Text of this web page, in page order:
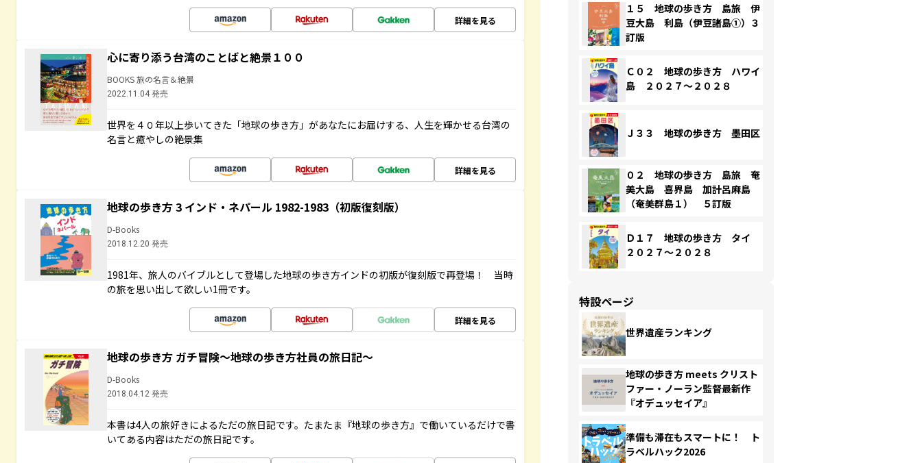
詳細を見る
心に寄り添う台湾のことばと絶景１００
BOOKS 旅の名言＆絶景
2022.11.04 発売
世界を４０年以上歩いてきた「地球の歩き方」があなたにお届けする、人生を輝かせる台湾の
名言と癒やしの絶景集
詳細を見る
地球の歩き方 3 インド・ネパール 1982-1983（初版復刻版）
D-Books
2018.12.20 発売
1981年、旅人のバイブルとして登場した地球の歩き方インドの初版が復刻版で再登場！ 当時
の旅を思い出して欲しい1冊です。
詳細を見る
地球の歩き方 ガチ冒険～地球の歩き方社員の旅日記～
D-Books
2018.04.12 発売
本書は4人の旅好きによるただの旅日記です。たまたま『地球の歩き方』で働いているだけで書
いてある内容はただの旅日記です。
１５ 地球の歩き方 島旅 伊
豆大島 利島（伊豆諸島①）３
訂版
Ｃ０２ 地球の歩き方 ハワイ
島 ２０２７～２０２８
Ｊ３３ 地球の歩き方 墨田区
０２ 地球の歩き方 島旅 奄
美大島 喜界島 加計呂麻島
（奄美群島１） ５訂版
Ｄ１７ 地球の歩き方 タイ
２０２７～２０２８
特設ページ
世界遺産ランキング
地球の歩き方 meets クリスト
ファー・ノーラン監督最新作
『オデュッセイア』
準備も滞在もスマートに！ ト
ラベルハック2026